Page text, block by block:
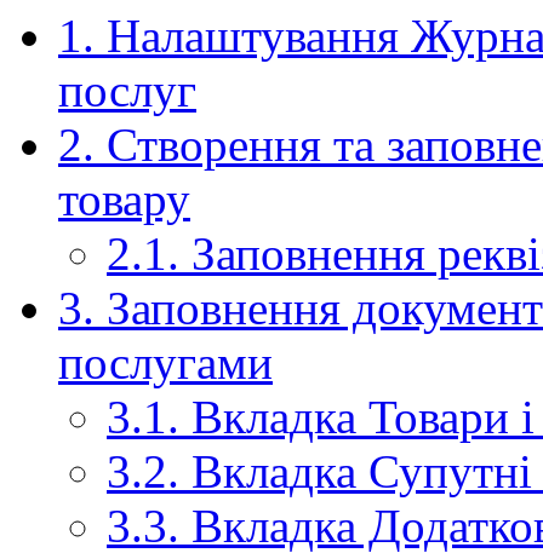
1. Налаштування
послуг
2. Створення та
товару
2.1. Заповнення
3. Заповнення
послугами
3.1. Вкладка Товари
3.2. Вкладка Супутні
3.3. Вкладка